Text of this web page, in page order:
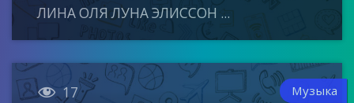
ЛИНА ОЛЯ ЛУНА ЭЛИССОН ...
 17 Музыка